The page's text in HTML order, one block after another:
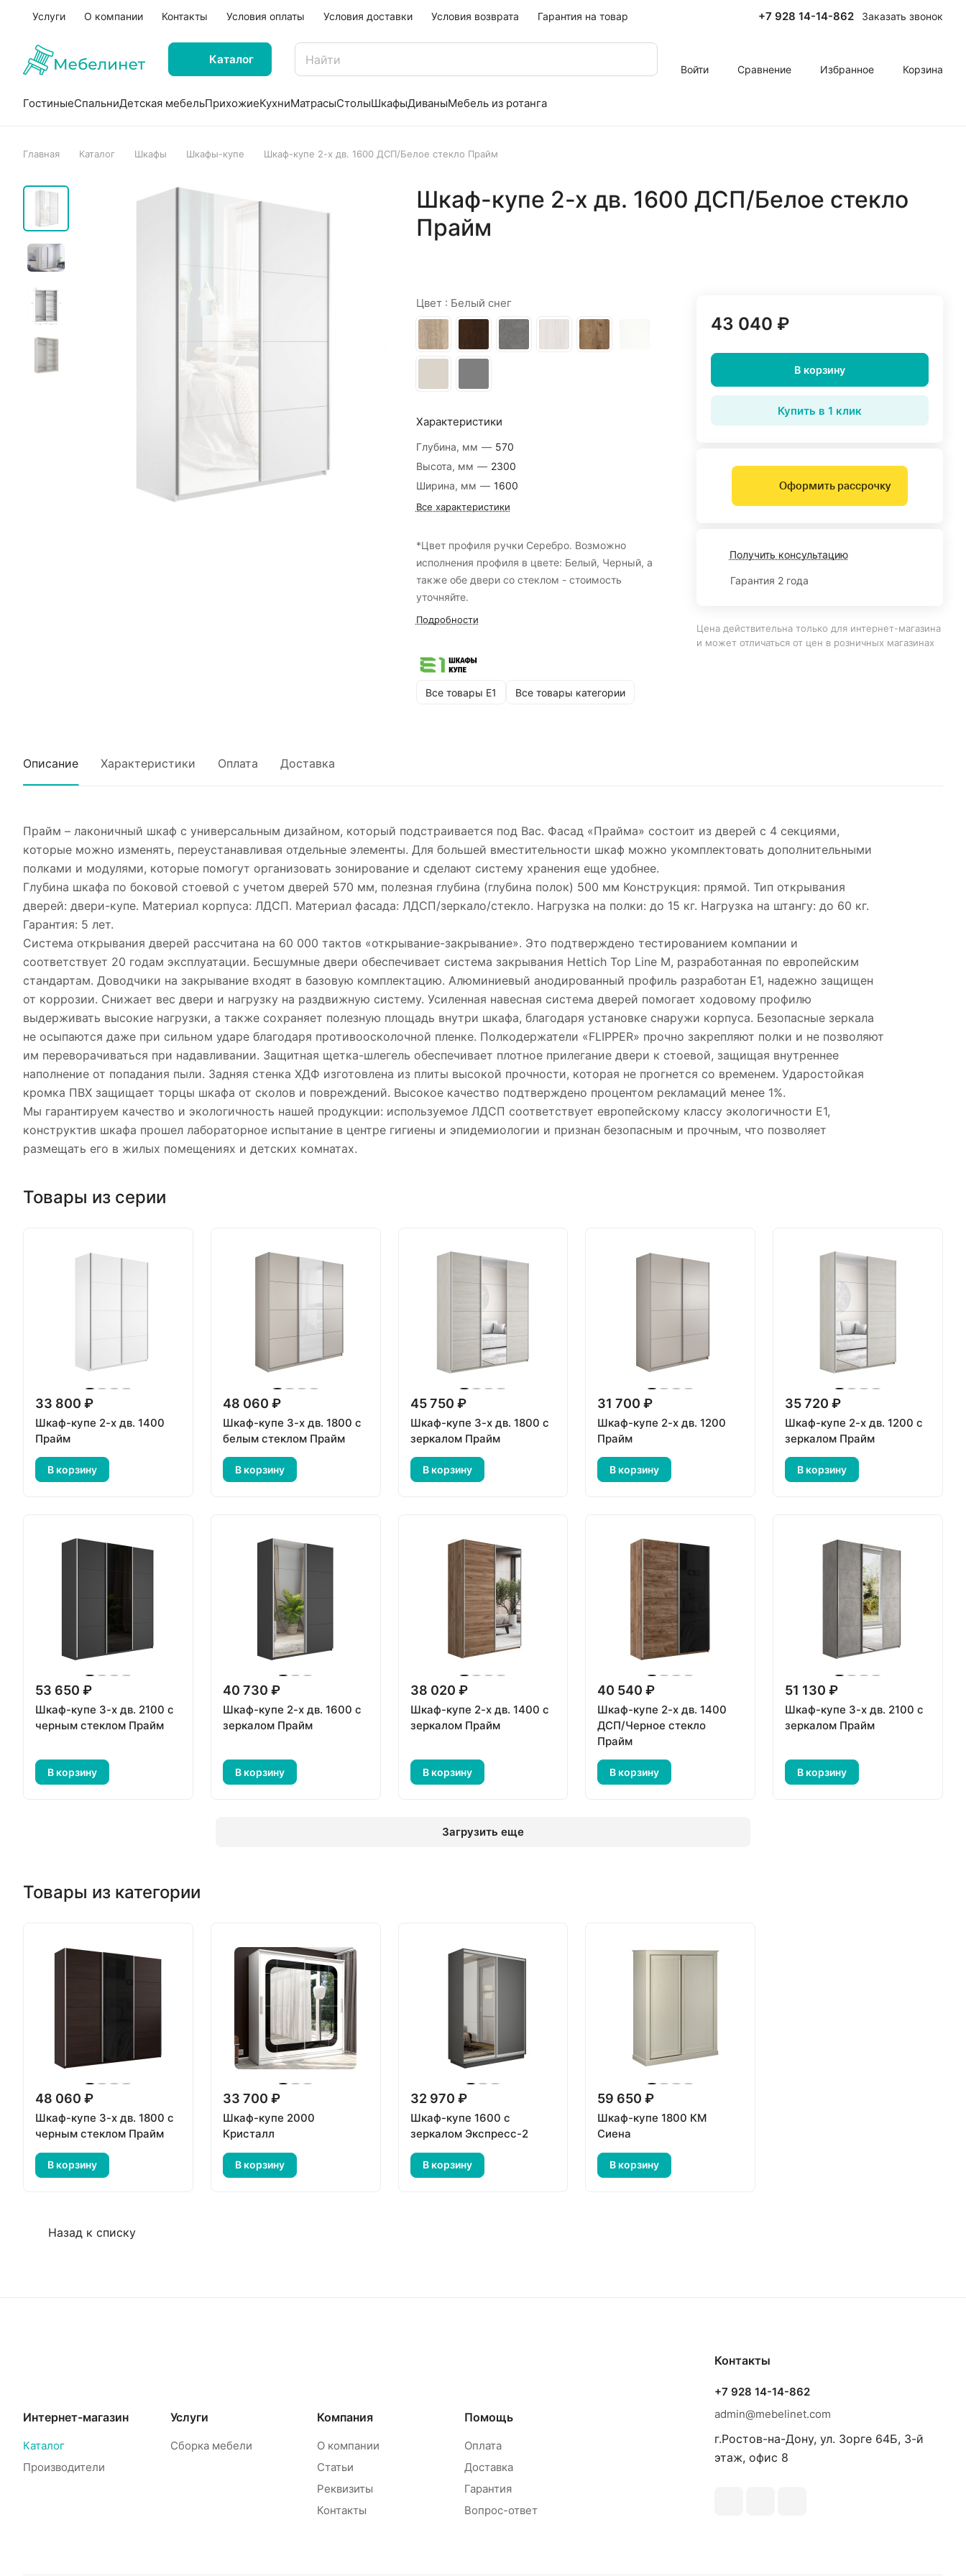
Услуги О компании Контакты Условия оплаты Условия доставки Условия возврата Гарантия на товар +7 928 14-14-862 Заказать звонок
Каталог
Войти Сравнение Избранное Корзина
ГостиныеСпальниДетская мебельПрихожиеКухниМатрасыСтолыШкафыДиваныМебель из ротанга
Главная Каталог Шкафы Шкафы-купе Шкаф-купе 2-х дв. 1600 ДСП/Белое стекло Прайм
Шкаф-купе 2-х дв. 1600 ДСП/Белое стекло
Прайм
Цвет : Белый снег
Характеристики
Глубина, мм — 570
Высота, мм — 2300
Ширина, мм — 1600
Все характеристики
*Цвет профиля ручки Серебро. Возможно
исполнения профиля в цвете: Белый, Черный, а
также обе двери со стеклом - стоимость
уточняйте.
Подробности
Все товары Е1 Все товары категории
43 040 ₽
В корзину
Купить в 1 клик
Оформить рассрочку
Получить консультацию
Гарантия 2 года
Цена действительна только для интернет-магазина
и может отличаться от цен в розничных магазинах
Описание Характеристики Оплата Доставка
Прайм – лаконичный шкаф с универсальным дизайном, который подстраивается под Вас. Фасад «Прайма» состоит из дверей с 4 секциями,
которые можно изменять, переустанавливая отдельные элементы. Для большей вместительности шкаф можно укомплектовать дополнительными
полками и модулями, которые помогут организовать зонирование и сделают систему хранения еще удобнее.
Глубина шкафа по боковой стоевой с учетом дверей 570 мм, полезная глубина (глубина полок) 500 мм Конструкция: прямой. Тип открывания
дверей: двери-купе. Материал корпуса: ЛДСП. Материал фасада: ЛДСП/зеркало/стекло. Нагрузка на полки: до 15 кг. Нагрузка на штангу: до 60 кг.
Гарантия: 5 лет.
Система открывания дверей рассчитана на 60 000 тактов «открывание-закрывание». Это подтверждено тестированием компании и
соответствует 20 годам эксплуатации. Бесшумные двери обеспечивает система закрывания Hettich Top Line M, разработанная по европейским
стандартам. Доводчики на закрывание входят в базовую комплектацию. Алюминиевый анодированный профиль разработан Е1, надежно защищен
от коррозии. Снижает вес двери и нагрузку на раздвижную систему. Усиленная навесная система дверей помогает ходовому профилю
выдерживать высокие нагрузки, а также сохраняет полезную площадь внутри шкафа, благодаря установке снаружи корпуса. Безопасные зеркала
не осыпаются даже при сильном ударе благодаря противоосколочной пленке. Полкодержатели «FLIPPER» прочно закрепляют полки и не позволяют
им переворачиваться при надавливании. Защитная щетка-шлегель обеспечивает плотное прилегание двери к стоевой, защищая внутреннее
наполнение от попадания пыли. Задняя стенка ХДФ изготовлена из плиты высокой прочности, которая не прогнется со временем. Ударостойкая
кромка ПВХ защищает торцы шкафа от сколов и повреждений. Высокое качество подтверждено процентом рекламаций менее 1%.
Мы гарантируем качество и экологичность нашей продукции: используемое ЛДСП соответствует европейскому классу экологичности Е1,
конструктив шкафа прошел лабораторное испытание в центре гигиены и эпидемиологии и признан безопасным и прочным, что позволяет
размещать его в жилых помещениях и детских комнатах.
Товары из серии
33 800 ₽
Шкаф-купе 2-х дв. 1400
Прайм
В корзину
48 060 ₽
Шкаф-купе 3-х дв. 1800 с
белым стеклом Прайм
В корзину
45 750 ₽
Шкаф-купе 3-х дв. 1800 с
зеркалом Прайм
В корзину
31 700 ₽
Шкаф-купе 2-х дв. 1200
Прайм
В корзину
35 720 ₽
Шкаф-купе 2-х дв. 1200 с
зеркалом Прайм
В корзину
53 650 ₽
Шкаф-купе 3-х дв. 2100 с
черным стеклом Прайм
В корзину
40 730 ₽
Шкаф-купе 2-х дв. 1600 с
зеркалом Прайм
В корзину
38 020 ₽
Шкаф-купе 2-х дв. 1400 с
зеркалом Прайм
В корзину
40 540 ₽
Шкаф-купе 2-х дв. 1400
ДСП/Черное стекло
Прайм
В корзину
51 130 ₽
Шкаф-купе 3-х дв. 2100 с
зеркалом Прайм
В корзину
Загрузить еще
Товары из категории
48 060 ₽
Шкаф-купе 3-х дв. 1800 с
черным стеклом Прайм
В корзину
33 700 ₽
Шкаф-купе 2000
Кристалл
В корзину
32 970 ₽
Шкаф-купе 1600 с
зеркалом Экспресс-2
В корзину
59 650 ₽
Шкаф-купе 1800 КМ
Сиена
В корзину
Назад к списку
Интернет-магазин
Каталог
Производители
Услуги
Сборка мебели
Компания
О компании
Статьи
Реквизиты
Контакты
Помощь
Оплата
Доставка
Гарантия
Вопрос-ответ
Контакты
+7 928 14-14-862
admin@mebelinet.com
г.Ростов-на-Дону, ул. Зорге 64Б, 3-й
этаж, офис 8